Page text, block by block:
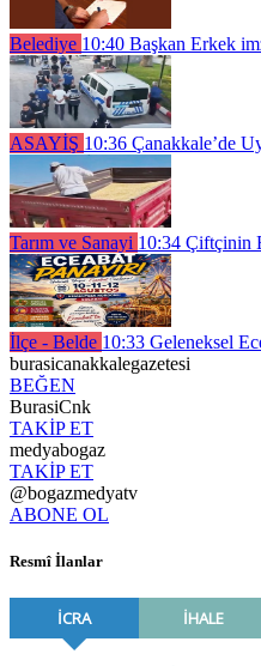
Belediye 10:40 Başkan Erkek
ASAYİŞ 10:36 Çanakkale’de
Tarım ve Sanayi 10:34 Çiftçinin
İlçe - Belde 10:33 Geleneksel
burasicanakkalegazetesi
BEĞEN
BurasiCnk
TAKİP ET
medyabogaz
TAKİP ET
@bogazmedyatv
ABONE OL
Resmî İlanlar